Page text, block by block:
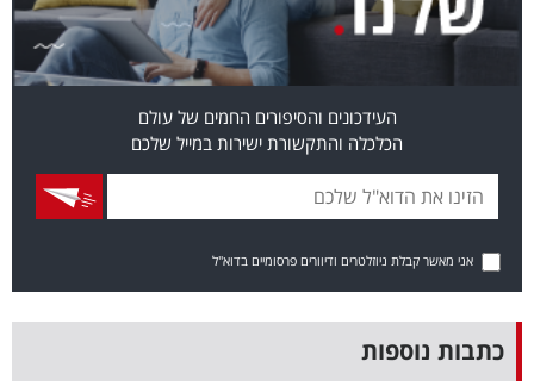
אחרינו:
העידכונים והסיפורים החמים של עולם
הכלכלה והתקשורת ישירות במייל שלכם
אני מאשר קבלת ניוזלטרים ודיוורים פרסומיים בדוא"ל
כתבות נוספות